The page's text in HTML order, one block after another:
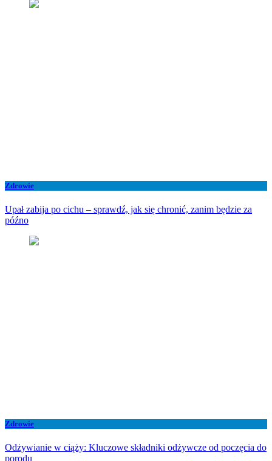
Zdrowie
Upał zabija po cichu – sprawdź, jak się chronić, zanim będzie za
późno
Zdrowie
Odżywianie w ciąży: Kluczowe składniki odżywcze od poczęcia do
porodu